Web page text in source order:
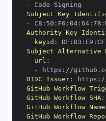
-
Subject Key
-
C8 : 50 : F6 : 04: 64: 78 :
Authority Key
keyid : DF : D3 : E9 : CF
Subject Alternative
url :
-
https : //
OIDC Issuer: https :
GitHub Workflow
GitHub Workflow SHA:
GitHub Workflow Name
GitHub Workflow